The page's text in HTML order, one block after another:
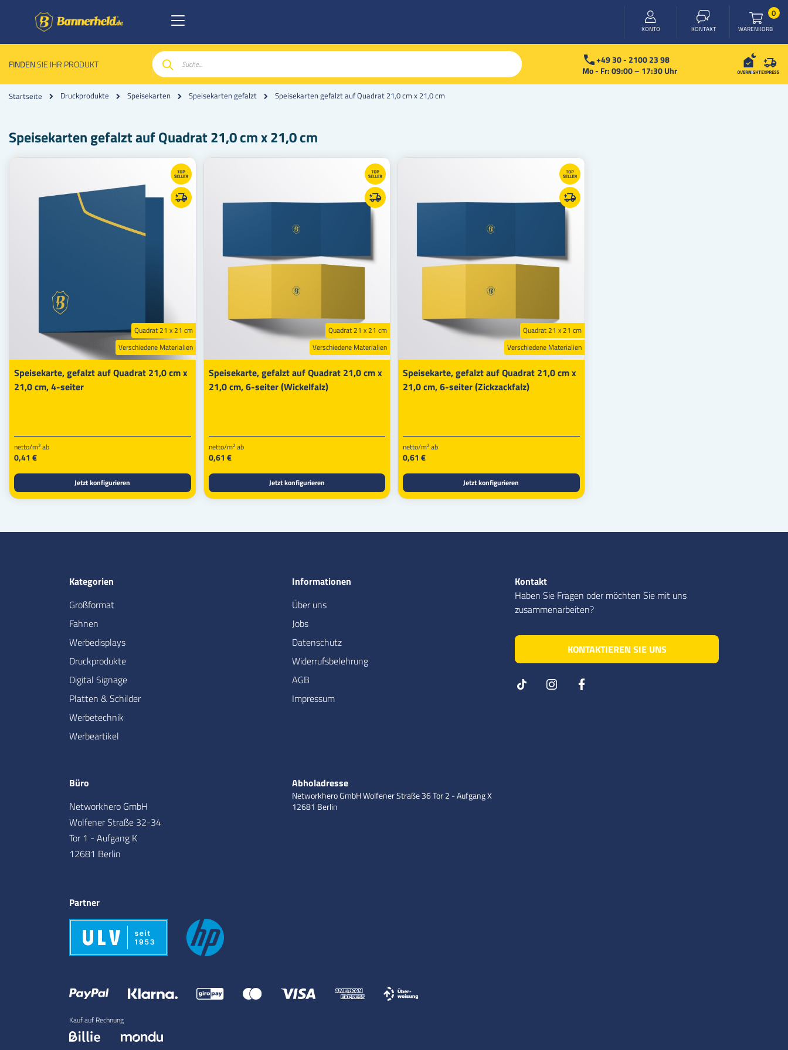
KONTO KONTAKT WARENKORB
0
FINDENSIE IHR PRODUKT
Suche
+49 30 - 2100 23 98
Mo - Fr: 09:00 – 17:30 Uhr
Startseite Druckprodukte Speisekarten Speisekarten gefalzt Speisekarten gefalzt auf Quadrat 21,0 cm x 21,0 cm
Speisekarten gefalzt auf Quadrat 21,0 cm x 21,0 cm
Quadrat 21 x 21 cm
Verschiedene Materialien
Speisekarte, gefalzt auf Quadrat 21,0 cm x
21,0 cm, 4-seiter
netto/m2 ab
0,41 €
Jetzt konfigurieren
Quadrat 21 x 21 cm
Verschiedene Materialien
Speisekarte, gefalzt auf Quadrat 21,0 cm x
21,0 cm, 6-seiter (Wickelfalz)
netto/m2ab
0,61 €
Jetzt konfigurieren
Quadrat 21 x 21 cm
Verschiedene Materialien
Speisekarte, gefalzt auf Quadrat 21,0 cm x
21,0 cm, 6-seiter (Zickzackfalz)
netto/m2 ab
0,61 €
Jetzt konfigurieren
Kontakt
Haben Sie Fragen oder möchten Sie mit uns
zusammenarbeiten?
KONTAKTIEREN SIE UNS
Kategorien
Großformat
Fahnen
Werbedisplays
Druckprodukte
Digital Signage
Platten & Schilder
Werbetechnik
Werbeartikel
Informationen
Über uns
Jobs
Datenschutz
Widerrufsbelehrung
AGB
Impressum
Büro
Networkhero GmbH
Wolfener Straße 32-34
Tor 1 - Aufgang K
12681 Berlin
Abholadresse
Networkhero GmbHWolfener Straße 36Tor 2 - Aufgang X
12681 Berlin
Partner
Kauf auf Rechnung